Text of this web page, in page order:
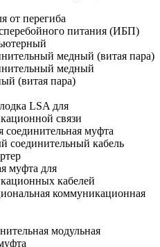
от перегиба
питания (ИБП)
медный (витая пара)
медный
(витая пара)
LSA для
связи
соединительная муфта
соединительный кабель
муфта для
кабелей
коммуникационная
модульная